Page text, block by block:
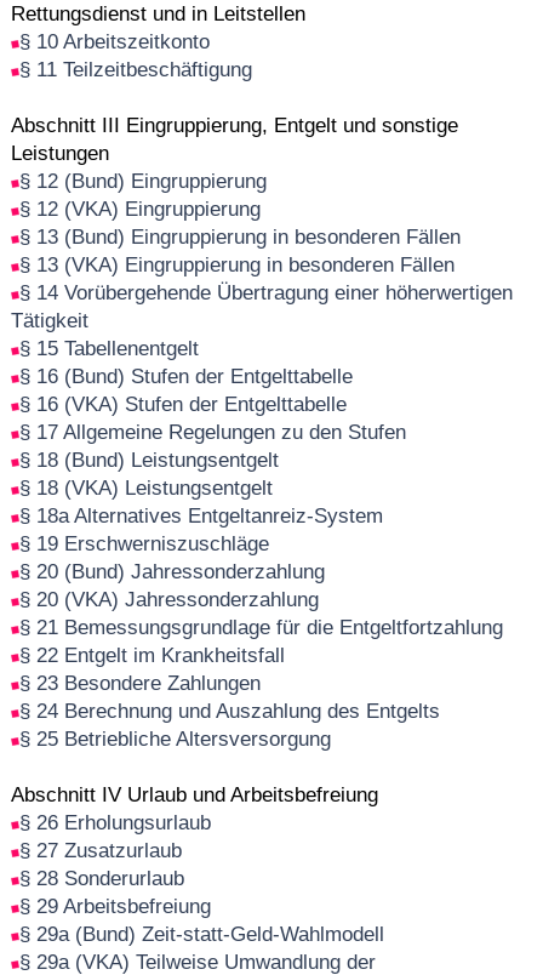
Rettungsdienst und in Leitstellen
§ 10 Arbeitszeitkonto
§ 11 Teilzeitbeschäftigung
Abschnitt III Eingruppierung, Entgelt und sonstige
Leistungen
§ 12 (Bund) Eingruppierung
§ 12 (VKA) Eingruppierung
§ 13 (Bund) Eingruppierung in besonderen Fällen
§ 13 (VKA) Eingruppierung in besonderen Fällen
§ 14 Vorübergehende Übertragung einer höherwertigen
Tätigkeit
§ 15 Tabellenentgelt
§ 16 (Bund) Stufen der Entgelttabelle
§ 16 (VKA) Stufen der Entgelttabelle
§ 17 Allgemeine Regelungen zu den Stufen
§ 18 (Bund) Leistungsentgelt
§ 18 (VKA) Leistungsentgelt
§ 18a Alternatives Entgeltanreiz-System
§ 19 Erschwerniszuschläge
§ 20 (Bund) Jahressonderzahlung
§ 20 (VKA) Jahressonderzahlung
§ 21 Bemessungsgrundlage für die Entgeltfortzahlung
§ 22 Entgelt im Krankheitsfall
§ 23 Besondere Zahlungen
§ 24 Berechnung und Auszahlung des Entgelts
§ 25 Betriebliche Altersversorgung
Abschnitt IV Urlaub und Arbeitsbefreiung
§ 26 Erholungsurlaub
§ 27 Zusatzurlaub
§ 28 Sonderurlaub
§ 29 Arbeitsbefreiung
§ 29a (Bund) Zeit-statt-Geld-Wahlmodell
§ 29a (VKA) Teilweise Umwandlung der